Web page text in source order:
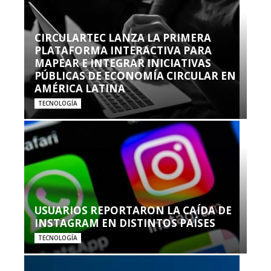
CIRCULARTEC LANZA LA PRIMERA
PLATAFORMA INTERACTIVA PARA
MAPEAR E INTEGRAR INICIATIVAS
PÚBLICAS DE ECONOMÍA CIRCULAR EN
AMÉRICA LATINA
TECNOLOGÍA
USUARIOS REPORTARON LA CAÍDA DE
INSTAGRAM EN DISTINTOS PAÍSES
TECNOLOGÍA